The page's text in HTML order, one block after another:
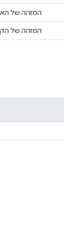
המזהה של
המזהה של